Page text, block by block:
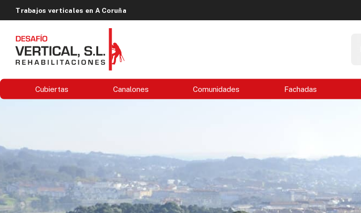
Trabajos verticales en A Coruña
Cubiertas Canalones Comunidades Fachadas